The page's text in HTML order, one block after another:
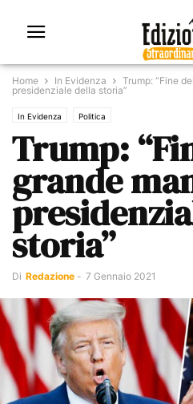
Home In Evidenza
Trump: “Fine
presidenziale della storia”
In Evidenza Politica
Trump:
grande
storia”
Di Redazione - 7 Gennaio 2021